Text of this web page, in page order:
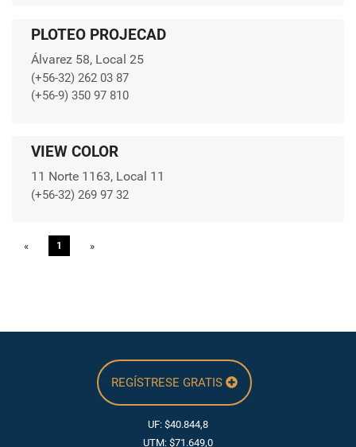
PLOTEO PROJECAD
Álvarez 58, Local 25
(+56-32) 262 03 87
(+56-9) 350 97 810
VIEW COLOR
11 Norte 1163, Local 11
(+56-32) 269 97 32
« Previous
1 »
REGÍSTRESE GRATIS
UF: $40.844,8
UTM: $71.649,0